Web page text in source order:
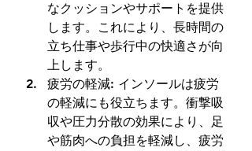
なクッションやサポートを提供
します。これにより、長時間の
立ち仕事や歩行中の快適さが向
上します。
疲労の軽減: インソールは疲労
の軽減にも役立ちます。衝撃吸
収や圧力分散の効果により、足
や筋肉への負担を軽減し、疲労